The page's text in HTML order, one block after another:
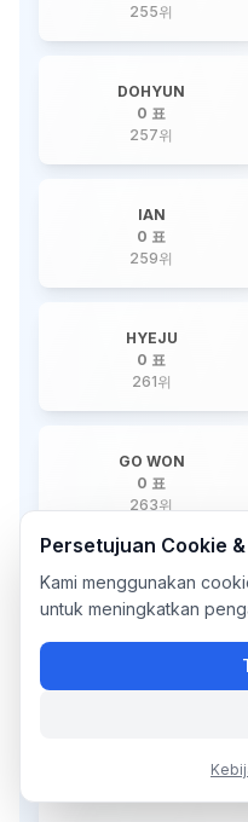
255위
DOHYUN
0 표
257위
IAN
0 표
259위
HYEJU
0 표
261위
GO WON
0 표
263위
CHOI SANGYEOP
0 표
Persetujuan Cookie
Kami menggunakan
untuk meningkatkan